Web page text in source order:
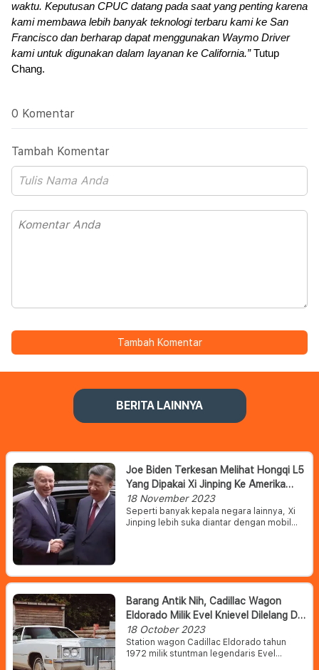
waktu. Keputusan CPUC datang pada saat yang penting karena
kami membawa lebih banyak teknologi terbaru kami ke San
Francisco dan berharap dapat menggunakan Waymo Driver
kami untuk digunakan dalam layanan ke California.” Tutup
Chang.
0 Komentar
Tambah Komentar
Tambah Komentar
BERITA LAINNYA
Joe Biden Terkesan Melihat Hongqi L5
Yang Dipakai Xi Jinping Ke Amerika
Serikat
18 November 2023
Seperti banyak kepala negara lainnya, Xi
Jinping lebih suka diantar dengan mobil
perhatian Joe Biden.
Barang Antik Nih, Cadillac Wagon
Eldorado Milik Evel Knievel Dilelang Di
London
18 October 2023
Station wagon Cadillac Eldorado tahun
1972 milik stuntman legendaris Evel